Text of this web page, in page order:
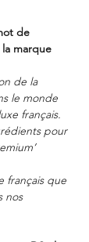
de
marque
de la
le monde
français.
pour
français que
nos